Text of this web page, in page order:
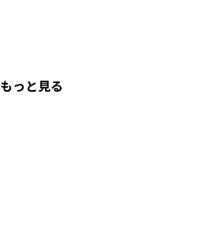
もっと見る